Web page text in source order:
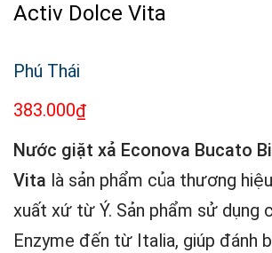
Activ Dolce Vita
Phú Thái
383.000₫
Nước giặt xả Econova Bucato
Vita là sản phẩm của thương
xuất xứ từ Ý. Sản phẩm sử dụng
Enzyme đến từ Italia, giúp đánh